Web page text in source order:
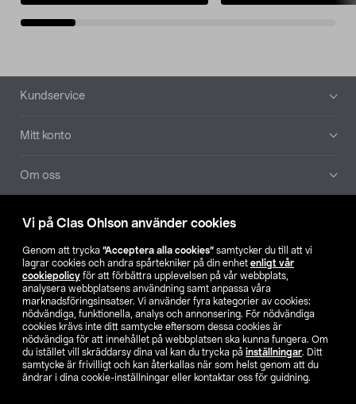
Vi på Clas Ohlson använder cookies
Genom att trycka ”Acceptera alla cookies” samtycker du till att vi
lagrar cookies och andra spårtekniker på din enhet enligt vår
cookiepolicy för att förbättra upplevelsen på vår webbplats,
analysera webbplatsens användning samt anpassa våra
marknadsföringsinsatser. Vi använder fyra kategorier av cookies:
nödvändiga, funktionella, analys och annonsering. För nödvändiga
cookies krävs inte ditt samtycke eftersom dessa cookies är
nödvändiga för att innehållet på webbplatsen ska kunna fungera. Om
du istället vill skräddarsy dina val kan du trycka på inställningar. Ditt
samtycke är frivilligt och kan återkallas när som helst genom att du
ändrar i dina cookie-inställningar eller kontaktar oss för guidning.
Sidfot
Kundservice
Mitt konto
Om oss
Aktuellt
Våra bolag
Hitta butik
SE NO FI